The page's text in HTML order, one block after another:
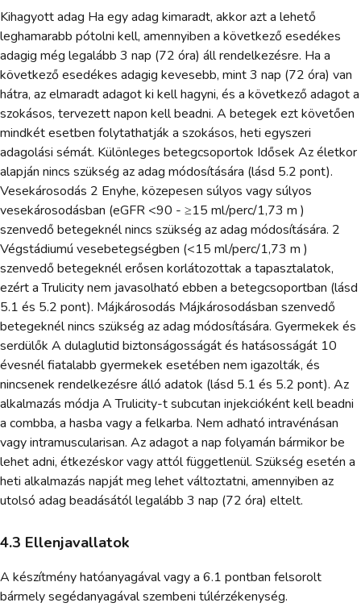
Kihagyott adag Ha egy adag kimaradt, akkor azt a lehető
leghamarabb pótolni kell, amennyiben a következő esedékes
adagig még legalább 3 nap (72 óra) áll rendelkezésre. Ha a
következő esedékes adagig kevesebb, mint 3 nap (72 óra) van
hátra, az elmaradt adagot ki kell hagyni, és a következő adagot a
szokásos, tervezett napon kell beadni. A betegek ezt követően
mindkét esetben folytathatják a szokásos, heti egyszeri
adagolási sémát. Különleges betegcsoportok Idősek Az életkor
alapján nincs szükség az adag módosítására (lásd 5.2 pont).
Vesekárosodás 2 Enyhe, közepesen súlyos vagy súlyos
vesekárosodásban (eGFR <90 - ≥15 ml/perc/1,73 m )
szenvedő betegeknél nincs szükség az adag módosítására. 2
Végstádiumú vesebetegségben (<15 ml/perc/1,73 m )
szenvedő betegeknél erősen korlátozottak a tapasztalatok,
ezért a Trulicity nem javasolható ebben a betegcsoportban (lásd
5.1 és 5.2 pont). Májkárosodás Májkárosodásban szenvedő
betegeknél nincs szükség az adag módosítására. Gyermekek és
serdülők A dulaglutid biztonságosságát és hatásosságát 10
évesnél fiatalabb gyermekek esetében nem igazolták, és
nincsenek rendelkezésre álló adatok (lásd 5.1 és 5.2 pont). Az
alkalmazás módja A Trulicity-t subcutan injekcióként kell beadni
a combba, a hasba vagy a felkarba. Nem adható intravénásan
vagy intramuscularisan. Az adagot a nap folyamán bármikor be
lehet adni, étkezéskor vagy attól függetlenül. Szükség esetén a
heti alkalmazás napját meg lehet változtatni, amennyiben az
utolsó adag beadásától legalább 3 nap (72 óra) eltelt.
4.3 Ellenjavallatok
A készítmény hatóanyagával vagy a 6.1 pontban felsorolt
bármely segédanyagával szembeni túlérzékenység.